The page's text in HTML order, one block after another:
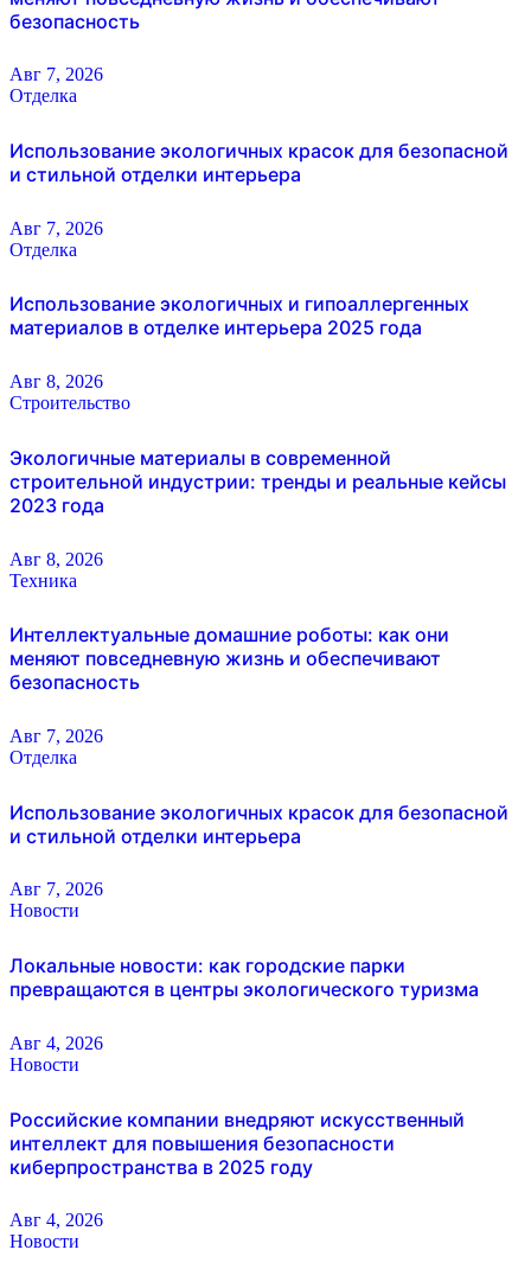
безопасность
Авг 7, 2026
Отделка
Использование экологичных красок для безопасной
и стильной отделки интерьера
Авг 7, 2026
Отделка
Использование экологичных и гипоаллергенных
материалов в отделке интерьера 2025 года
Авг 8, 2026
Строительство
Экологичные материалы в современной
строительной индустрии: тренды и реальные кейсы
2023 года
Авг 8, 2026
Техника
Интеллектуальные домашние роботы: как они
меняют повседневную жизнь и обеспечивают
безопасность
Авг 7, 2026
Отделка
Использование экологичных красок для безопасной
и стильной отделки интерьера
Авг 7, 2026
Новости
Локальные новости: как городские парки
превращаются в центры экологического туризма
Авг 4, 2026
Новости
Российские компании внедряют искусственный
интеллект для повышения безопасности
киберпространства в 2025 году
Авг 4, 2026
Новости